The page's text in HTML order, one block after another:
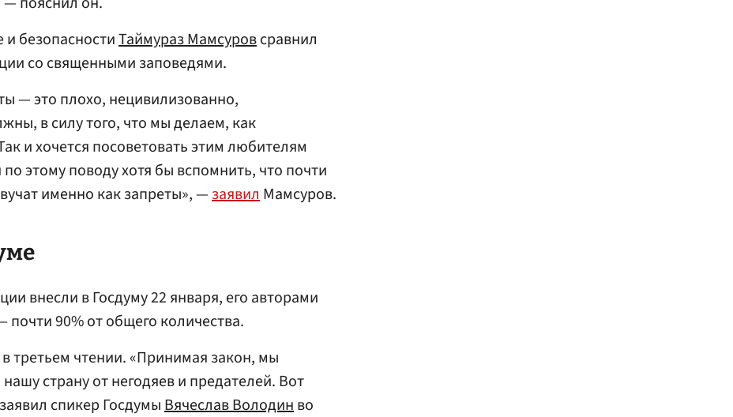
безопасностиТаймураз Мамсуровсравнил
со священными заповедями.
— это плохо, нецивилизованно,
в силу того, что мы делаем, как
и хочется посоветовать этим любителям
этому поводу хотя бы вспомнить, что почти
именно как запреты», —заявилМамсуров.
внесли в Госдуму 22 января, его авторами
почти 90% от общего количества.
в третьем чтении. «Принимая закон, мы
страну от негодяев и предателей. Вот
спикер ГосдумыВячеслав Володинво